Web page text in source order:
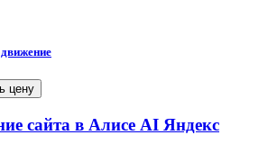
цену
сайта в Алисе AI Яндекс